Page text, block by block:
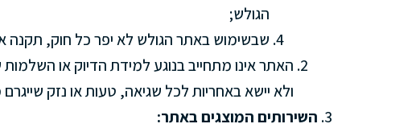
הגולש;
שבשימוש באתר הגולש לא יפר כל חוק, תקנה
האתר אינו מתחייב בנוגע למידת הדיוק או
ולא יישא באחריות לכל שגיאה, טעות או נזק
השירותים המוצגים באתר: